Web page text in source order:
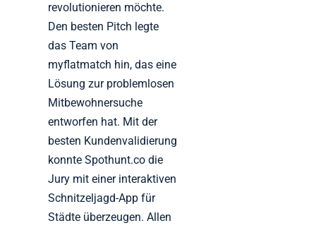
revolutionieren möchte.
Den besten Pitch legte
das Team von
myflatmatch hin, das eine
Lösung zur problemlosen
Mitbewohnersuche
entworfen hat. Mit der
besten Kundenvalidierung
konnte Spothunt.co die
Jury mit einer interaktiven
Schnitzeljagd-App für
Städte überzeugen. Allen